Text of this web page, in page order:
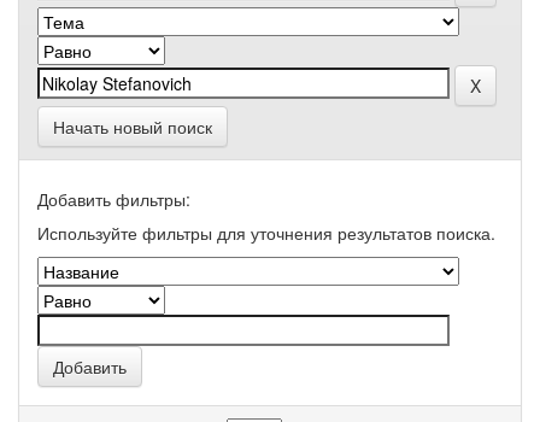
Начать новый поиск
Добавить фильтры:
Используйте фильтры для уточнения результатов поиска.